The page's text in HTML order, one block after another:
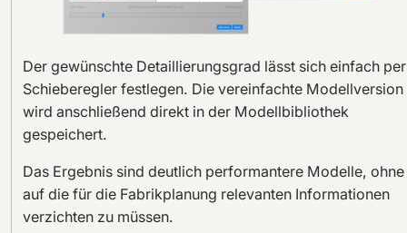
Der gewünschte Detaillierungsgrad lässt sich einfach per
Schieberegler festlegen. Die vereinfachte Modellversion
wird anschließend direkt in der Modellbibliothek
gespeichert.
Das Ergebnis sind deutlich performantere Modelle, ohne
auf die für die Fabrikplanung relevanten Informationen
verzichten zu müssen.